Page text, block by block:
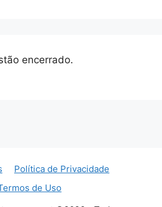
encerrado.
Política de Privacidade
de Uso